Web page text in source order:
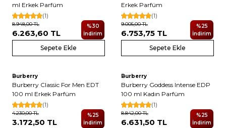
ml Erkek Parfüm
(1)
8.948,00TL
6.263,60 TL
%30
İndirim
Sepete Ekle
Erkek Parfüm
(1)
9.005,00TL
6.753,75 TL
%25
İndirim
Sepete Ekle
Burberry
Burberry Classic For Men EDT
100 ml Erkek Parfüm
(1)
4.230,00TL
3.172,50 TL
%25
İndirim
Burberry
Burberry Goddess Intense EDP
100 ml Kadın Parfüm
(1)
8.842,00TL
6.631,50 TL
%25
İndirim